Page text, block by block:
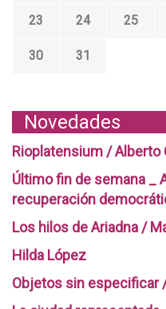
23 24 25
30
31
Novedades
Rioplatensium / Alberto
Último fin de semana _
recuperación
Los hilos de Ariadna /
Hilda López
Objetos sin especificar